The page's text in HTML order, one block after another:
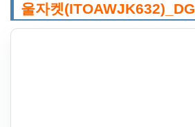
울자켓(ITOAWJK632)_DG